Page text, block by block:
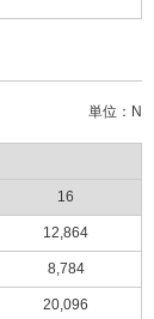
単位：N
16
12,864
8,784
20,096